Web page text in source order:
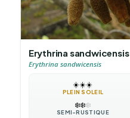
Erythrina sandwicensis
Erythrina sandwicensis
☀️☀️☀️
PLEIN SOLEIL
❄️❄️❄️
SEMI-RUSTIQUE